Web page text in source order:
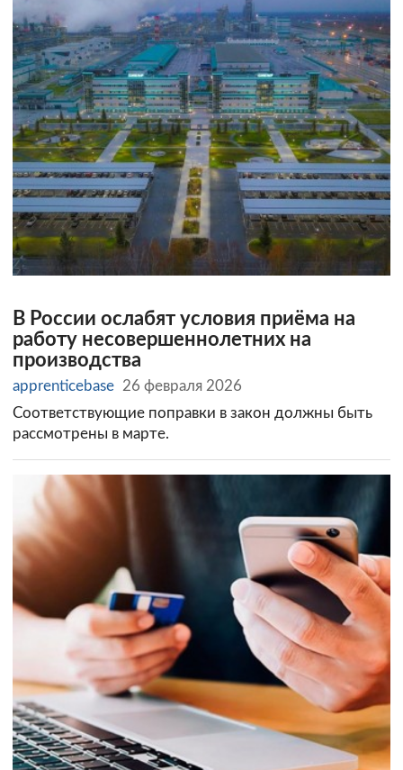
В России ослабят условия приёма на
работу несовершеннолетних на
производства
apprenticebase 26 февраля 2026
Соответствующие поправки в закон должны быть
рассмотрены в марте.